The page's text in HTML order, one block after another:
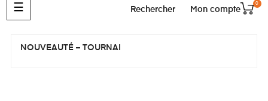
Basculer
la
☰ 0
Mon compte
Rechercher
NOUVEAUTÉ – TOURNAI